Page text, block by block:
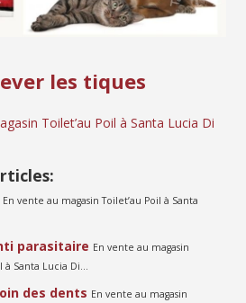
les tiques
Toilet’au Poil à Santa Lucia Di
En vente au magasin Toilet’au Poil à Santa
parasitaire En vente au magasin
à Santa Lucia Di...
des dents En vente au magasin